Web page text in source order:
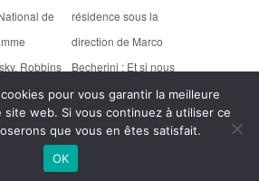
de
Robbins
résidence sous la
direction de Marco
Becherini : Et si nous
dansions ensemble?
2023 La Maison
-Mentions légales
pour vous garantir la meilleure
web. Si vous continuez à utiliser ce
que vous en êtes satisfait.
OK